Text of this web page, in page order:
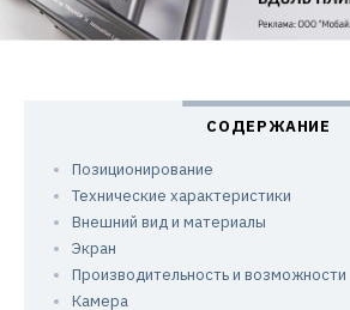
Позиционирование
Технические характеристики
Внешний вид и материалы
Экран
Производительность и возможности
Камера